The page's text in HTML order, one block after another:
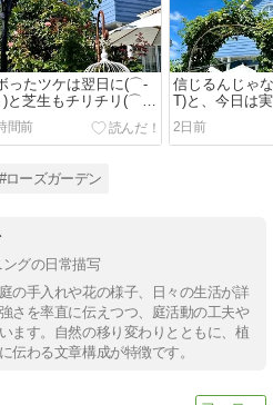
ったツケは翌日に(⌒-
と芝生もチリチリ(⌒-
間前
信じるんじゃ
T)と、今日は
2日前
#ローズガーデン
グの日常描写
の手入れや花の様子、日々の生活が詳
さを率直に伝えつつ、庭活動の工夫や
ます。自然の移り変わりとともに、植
伝わる文章構成が特徴です。